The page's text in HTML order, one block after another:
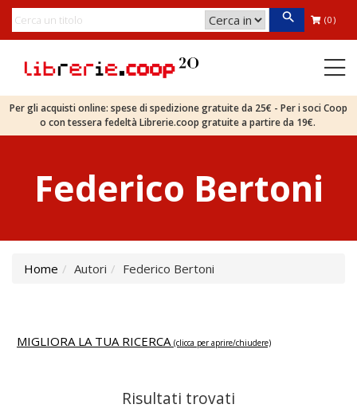
(0)
Per gli acquisti online: spese di spedizione gratuite da 25€ - Per i soci Coop
o con tessera fedeltà Librerie.coop gratuite a partire da 19€.
Federico Bertoni
Home Autori Federico Bertoni
MIGLIORA LA TUA RICERCA (clicca per aprire/chiudere)
Risultati trovati